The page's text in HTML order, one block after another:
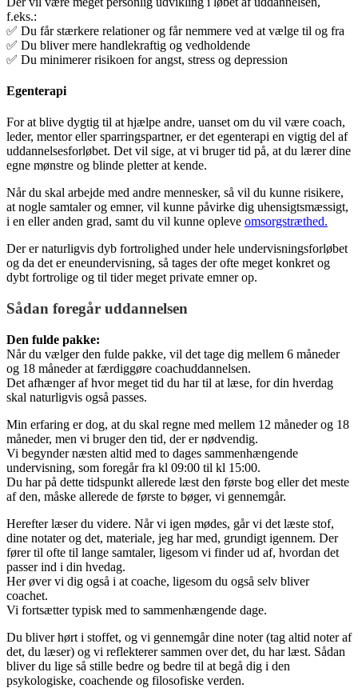
f.eks.:
✅ Du får stærkere relationer og får nemmere ved at vælge til og fra
✅ Du bliver mere handlekraftig og vedholdende
✅ Du minimerer risikoen for angst, stress og depression
Egenterapi
For at blive dygtig til at hjælpe andre, uanset om du vil være coach,
leder, mentor eller sparringspartner, er det egenterapi en vigtig del af
uddannelsesforløbet. Det vil sige, at vi bruger tid på, at du lærer dine
egne mønstre og blinde pletter at kende.
Når du skal arbejde med andre mennesker, så vil du kunne risikere,
at nogle samtaler og emner, vil kunne påvirke dig uhensigtsmæssigt,
i en eller anden grad, samt du vil kunne opleve omsorgstræthed.
Der er naturligvis dyb fortrolighed under hele undervisningsforløbet
og da det er eneundervisning, så tages der ofte meget konkret og
dybt fortrolige og til tider meget private emner op.
Sådan foregår uddannelsen
Den fulde pakke:
Når du vælger den fulde pakke, vil det tage dig mellem 6 måneder
og 18 måneder at færdiggøre coachuddannelsen.
Det afhænger af hvor meget tid du har til at læse, for din hverdag
skal naturligvis også passes.
Min erfaring er dog, at du skal regne med mellem 12 måneder og 18
måneder, men vi bruger den tid, der er nødvendig.
Vi begynder næsten altid med to dages sammenhængende
undervisning, som foregår fra kl 09:00 til kl 15:00.
Du har på dette tidspunkt allerede læst den første bog eller det meste
af den, måske allerede de første to bøger, vi gennemgår.
Herefter læser du videre. Når vi igen mødes, går vi det læste stof,
dine notater og det, materiale, jeg har med, grundigt igennem. Der
fører til ofte til lange samtaler, ligesom vi finder ud af, hvordan det
passer ind i din hvedag.
Her øver vi dig også i at coache, ligesom du også selv bliver
coachet.
Vi fortsætter typisk med to sammenhængende dage.
Du bliver hørt i stoffet, og vi gennemgår dine noter (tag altid noter af
det, du læser) og vi reflekterer sammen over det, du har læst. Sådan
bliver du lige så stille bedre og bedre til at begå dig i den
psykologiske, coachende og filosofiske verden.